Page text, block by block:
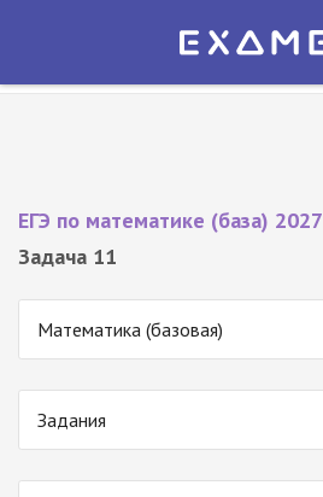
Экзамер — ЕГЭ 2027
ЕГЭ по математике (база) 2027
Задача 11
Математика (базовая)
Задания